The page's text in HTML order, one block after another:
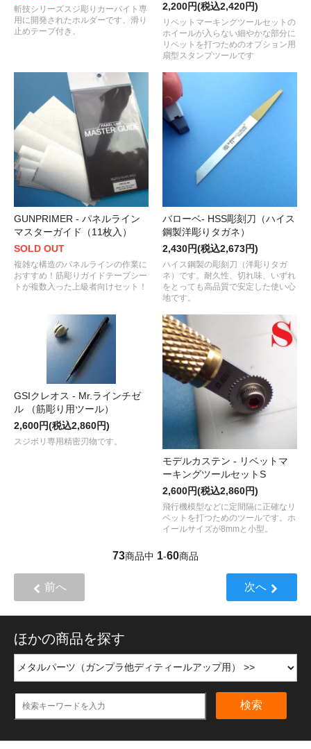
斬技シリーズスジ彫りカーバイト専
用に開発されたホルダーです。滑り
止めテープ付き。
2,200円(税込2,420円)
リベットマーキングツールセットの
ホイールが入らない細やかな部分に
リベットを打つためのオプション用
扇型スタンプツールです
GUNPRIMER - パネルライン
マスターガイド（11枚入）
SOLD OUT
複雑な構造のパネルラインの作業に
おすすめ！筋彫りガイドテープシー
トが複数入った上級者向けセット！
バローベ- HSS彫刻刀（ハイス
鋼製洋彫りタガネ）
2,430円(税込2,673円)
ハイス鋼製の彫刻刀（洋彫りタガ
ネ）です。耐久性、切れ味、いずれ
をとっても高品質で安定した使い心
地です。
GSIクレオス - Mr.ラインチゼ
ル （筋彫り用ツール）
2,600円(税込2,860円)
スジボリ専用精密刃物です。
モデルカステン - リベットマ
ーキングツールセットS
2,600円(税込2,860円)
飛行機模型などに定間隔に正確なリ
ベットを打つためのツールです。ホ
イールサイズが8mmと小型。
73商品中 1-60商品
前へ 次へ
ほかの商品を探す
検索